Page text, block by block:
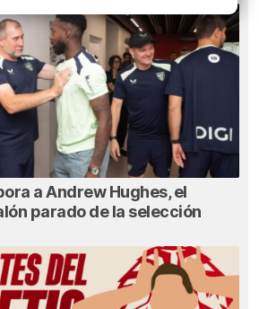
a Andrew Hughes, el
parado de la selección